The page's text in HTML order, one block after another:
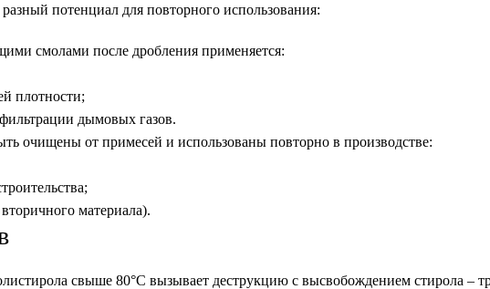
потенциал для повторного использования:
смолами после дробления применяется:
плотности;
дымовых газов.
очищены от примесей и использованы повторно в производстве:
материала).
свыше 80°C вызывает деструкцию с высвобождением стирола –